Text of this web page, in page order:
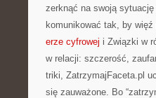
zerknąć na swoją
komunikować tak, by
erze cyfrowej i Związki w
w relacji: szczerość,
triki, ZatrzymajFaceta.pl
się zauważone. Bo